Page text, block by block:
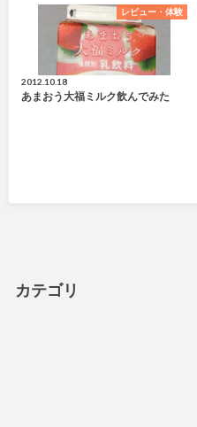
レビュー・体験
2012.10.18
あまおう大福ミルク飲んでみた
カテゴリ